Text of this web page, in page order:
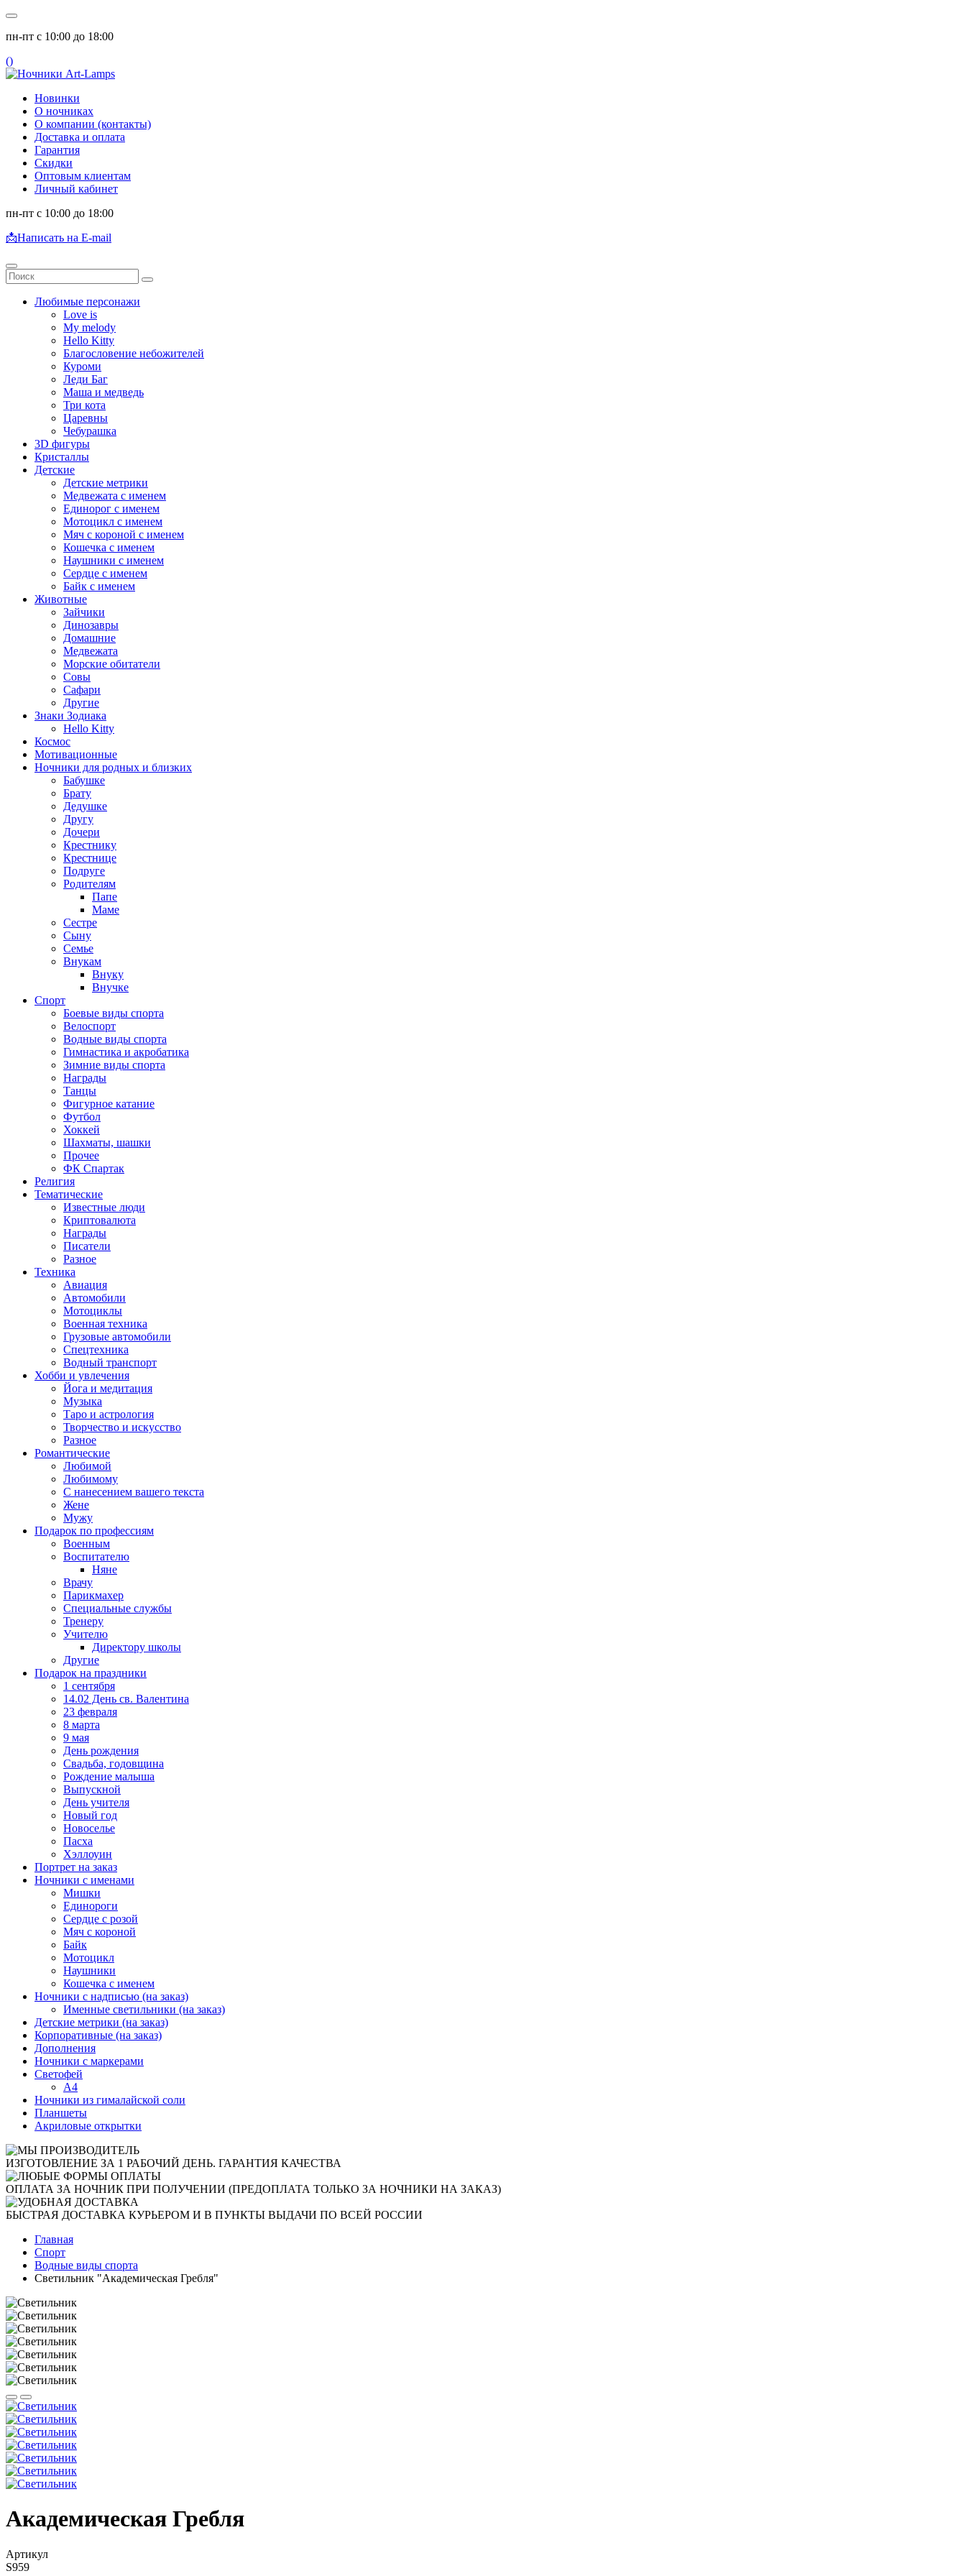
пн-пт с 10:00 до 18:00
()
Новинки
О ночниках
О компании (контакты)
Доставка и оплата
Гарантия
Скидки
Оптовым клиентам
Личный кабинет
пн-пт с 10:00 до 18:00
📩Написать на E-mail
Любимые персонажи
Love is
My melody
Hello Kitty
Благословение небожителей
Куроми
Леди Баг
Маша и медведь
Три кота
Царевны
Чебурашка
3D фигуры
Кристаллы
Детские
Детские метрики
Медвежата с именем
Единорог с именем
Мотоцикл с именем
Мяч с короной с именем
Кошечка с именем
Наушники с именем
Сердце с именем
Байк с именем
Животные
Зайчики
Динозавры
Домашние
Медвежата
Морские обитатели
Совы
Сафари
Другие
Знаки Зодиака
Hello Kitty
Космос
Мотивационные
Ночники для родных и близких
Бабушке
Брату
Дедушке
Другу
Дочери
Крестнику
Крестнице
Подруге
Родителям
Папе
Маме
Сестре
Сыну
Семье
Внукам
Внуку
Внучке
Спорт
Боевые виды спорта
Велоспорт
Водные виды спорта
Гимнастика и акробатика
Зимние виды спорта
Награды
Танцы
Фигурное катание
Футбол
Хоккей
Шахматы, шашки
Прочее
ФК Спартак
Религия
Тематические
Известные люди
Криптовалюта
Награды
Писатели
Разное
Техника
Авиация
Автомобили
Мотоциклы
Военная техника
Грузовые автомобили
Спецтехника
Водный транспорт
Хобби и увлечения
Йога и медитация
Музыка
Таро и астрология
Творчество и искусство
Разное
Романтические
Любимой
Любимому
С нанесением вашего текста
Жене
Мужу
Подарок по профессиям
Военным
Воспитателю
Няне
Врачу
Парикмахер
Специальные службы
Тренеру
Учителю
Директору школы
Другие
Подарок на праздники
1 сентября
14.02 День св. Валентина
23 февраля
8 марта
9 мая
День рождения
Свадьба, годовщина
Рождение малыша
Выпускной
День учителя
Новый год
Новоселье
Пасха
Хэллоуин
Портрет на заказ
Ночники с именами
Мишки
Единороги
Сердце с розой
Мяч с короной
Байк
Мотоцикл
Наушники
Кошечка с именем
Ночники с надписью (на заказ)
Именные светильники (на заказ)
Детские метрики (на заказ)
Корпоративные (на заказ)
Дополнения
Ночники с маркерами
Светофей
А4
Ночники из гималайской соли
Планшеты
Акриловые открытки
ИЗГОТОВЛЕНИЕ ЗА 1 РАБОЧИЙ ДЕНЬ. ГАРАНТИЯ КАЧЕСТВА
ОПЛАТА ЗА НОЧНИК ПРИ ПОЛУЧЕНИИ (ПРЕДОПЛАТА ТОЛЬКО ЗА НОЧНИКИ НА ЗАКАЗ)
БЫСТРАЯ ДОСТАВКА КУРЬЕРОМ И В ПУНКТЫ ВЫДАЧИ ПО ВСЕЙ РОССИИ
Главная
Спорт
Водные виды спорта
Светильник "Академическая Гребля"
Академическая Гребля
Артикул
S959